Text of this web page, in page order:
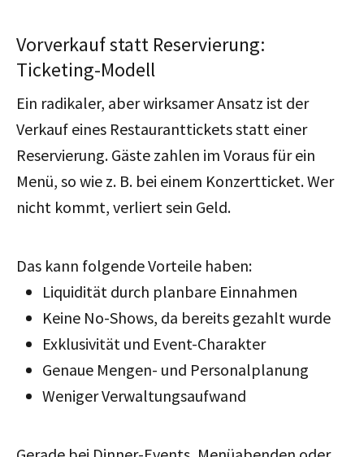
Vorverkauf statt Reservierung:
Ticketing-Modell
Ein radikaler, aber wirksamer Ansatz ist der
Verkauf eines Restauranttickets statt einer
Reservierung. Gäste zahlen im Voraus für ein
Menü, so wie z. B. bei einem Konzertticket. Wer
nicht kommt, verliert sein Geld.
Das kann folgende Vorteile haben:
Liquidität durch planbare Einnahmen
Keine No-Shows, da bereits gezahlt wurde
Exklusivität und Event-Charakter
Genaue Mengen- und Personalplanung
Weniger Verwaltungsaufwand